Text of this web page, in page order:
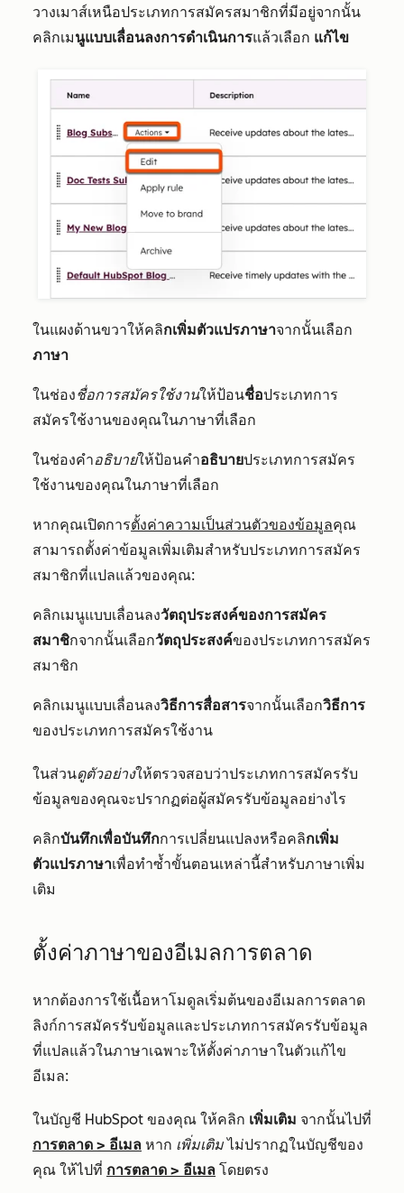
วางเมาส์เหนือประเภทการสมัครสมาชิกที่มีอยู่จากนั้น
คลิกเมนูแบบเลื่อนลงการดำเนินการแล้วเลือก แก้ไข
ในแผงด้านขวาให้คลิกเพิ่มตัวแปรภาษาจากนั้นเลือก
ภาษา
ในช่องชื่อการสมัครใช้งานให้ป้อนชื่อประเภทการ
สมัครใช้งานของคุณในภาษาที่เลือก
ในช่องคำอธิบายให้ป้อนคำอธิบายประเภทการสมัคร
ใช้งานของคุณในภาษาที่เลือก
หากคุณเปิดการตั้งค่าความเป็นส่วนตัวของข้อมูลคุณ
สามารถตั้งค่าข้อมูลเพิ่มเติมสำหรับประเภทการสมัคร
สมาชิกที่แปลแล้วของคุณ:
คลิกเมนูแบบเลื่อนลงวัตถุประสงค์ของการสมัคร
สมาชิกจากนั้นเลือกวัตถุประสงค์ของประเภทการสมัคร
สมาชิก
คลิกเมนูแบบเลื่อนลงวิธีการสื่อสารจากนั้นเลือกวิธีการ
ของประเภทการสมัครใช้งาน
ในส่วนดูตัวอย่างให้ตรวจสอบว่าประเภทการสมัครรับ
ข้อมูลของคุณจะปรากฏต่อผู้สมัครรับข้อมูลอย่างไร
คลิกบันทึกเพื่อบันทึกการเปลี่ยนแปลงหรือคลิกเพิ่ม
ตัวแปรภาษาเพื่อทำซ้ำขั้นตอนเหล่านี้สำหรับภาษาเพิ่ม
เติม
ตั้งค่าภาษาของอีเมลการตลาด
หากต้องการใช้เนื้อหาโมดูลเริ่มต้นของอีเมลการตลาด
ลิงก์การสมัครรับข้อมูลและประเภทการสมัครรับข้อมูล
ที่แปลแล้วในภาษาเฉพาะให้ตั้งค่าภาษาในตัวแก้ไข
อีเมล:
ในบัญชี HubSpot ของคุณ ให้คลิก เพิ่มเติม จากนั้นไปที่
การตลาด > อีเมล หาก เพิ่มเติมไม่ปรากฏในบัญชีของ
คุณ ให้ไปที่ การตลาด > อีเมล โดยตรง